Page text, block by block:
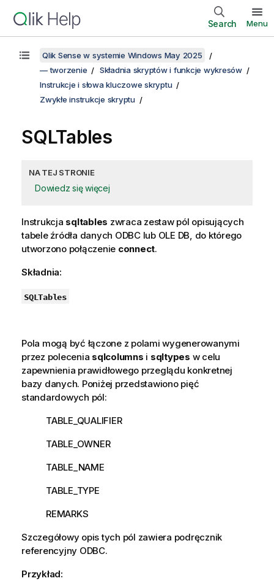
Search Menu
Qlik Sense w systemie Windows May 2025
— tworzenie
Składnia skryptów i funkcje wykresów
Instrukcje i słowa kluczowe skryptu
Zwykłe instrukcje skryptu
SQLTables
NA TEJ STRONIE
Dowiedz się więcej
Instrukcja sqltables zwraca zestaw pól opisujących
tabele źródła danych ODBClub OLE DB, do którego
utworzono połączenie connect.
Składnia:
SQLTables
Pola mogą być łączone z polami wygenerowanymi
przez polecenia sqlcolumns i sqltypes w celu
zapewnienia prawidłowego przeglądu konkretnej
bazy danych. Poniżej przedstawiono pięć
standardowych pól:
TABLE_QUALIFIER
TABLE_OWNER
TABLE_NAME
TABLE_TYPE
REMARKS
Szczegółowy opis tych pól zawiera podręcznik
referencyjny ODBC.
Przykład: